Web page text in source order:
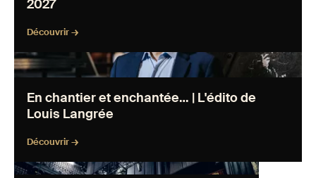
2027
Découvrir →
En chantier et enchantée… | L'édito de Louis Langrée "
loading="lazy" />
En chantier et enchantée… | L'édito de
Louis Langrée
Découvrir →
Un outil scénique modernisé " loading="lazy" />